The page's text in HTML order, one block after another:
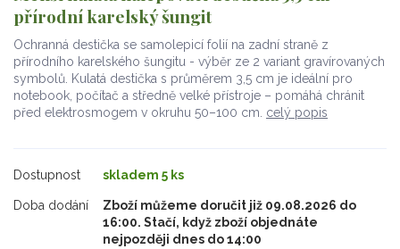
přírodní karelský šungit
Ochranná destička se samolepicí folií na zadní straně z
přírodního karelského šungitu - výběr ze 2 variant gravírovaných
symbolů. Kulatá destička s průměrem 3,5 cm je ideální pro
notebook, počítač a středně velké přístroje – pomáhá chránit
před elektrosmogem v okruhu 50–100 cm. celý popis
Dostupnost skladem 5 ks
Doba dodání
Zboží můžeme doručit již 09.08.2026 do
16:00. Stačí, když zboží objednáte
nejpozději dnes do 14:00